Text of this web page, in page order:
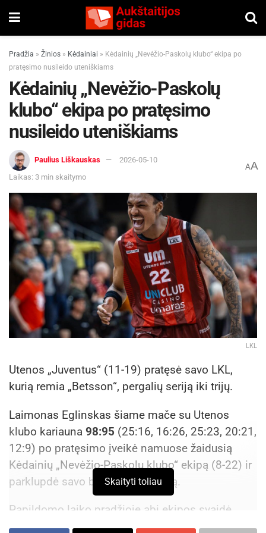
Pradžia » Žinios » Kėdainiai » Kėdainių „Nevėžio-Paskolų klubo“ ekipa po
pratęsimo nusileido uteniškiams
Kėdainių „Nevėžio-Paskolų
klubo“ ekipa po pratęsimo
nusileido uteniškiams
Paulius Liškauskas
2026-05-10
Laikas: 3 min skaitymo
AA
LKL
Utenos „Juventus“ (11-19) pratęsė savo LKL,
kurią remia „Betsson“, pergalių seriją iki trijų.
Laimonas Eglinskas šiame mače su Utenos
klubo kariauna 98:95 (25:16, 16:26, 25:23, 20:21,
12:9) po pratęsimo įveikė namuose žaidusią
Kėdainių „Nevėžio-Paskolų klubo“ ekipą (8-22) ir
parklupdė savo buvusią komandą.
Papildomo laiko pradžioje abi ekipos svaidė
taikliai, tad pratęsimo viduryje švieslentėje degė
Skaityti toliau